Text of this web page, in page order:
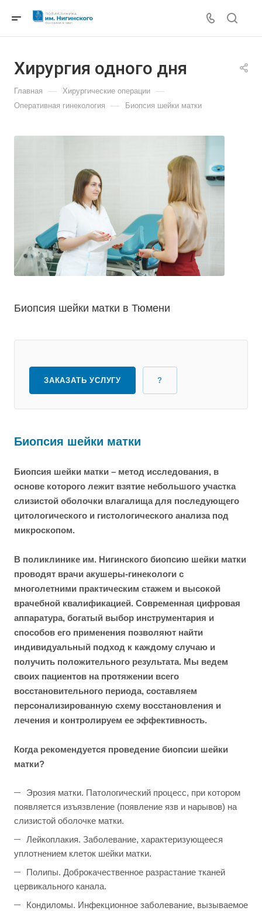
Хирургия одного дня
Главная — Хирургические операции —
Оперативная гинекология — Биопсия шейки матки
Биопсия шейки матки в Тюмени
ЗАКАЗАТЬ УСЛУГУ ?
Биопсия шейки матки
Биопсия шейки матки – метод исследования, в
основе которого лежит взятие небольшого участка
слизистой оболочки влагалища для последующего
цитологического и гистологического анализа под
микроскопом.
В поликлинике им. Нигинского биопсию шейки матки
проводят врачи акушеры-гинекологи с
многолетними практическим стажем и высокой
врачебной квалификацией. Современная цифровая
аппаратура, богатый выбор инструментария и
способов его применения позволяют найти
индивидуальный подход к каждому случаю и
получить положительного результата. Мы ведем
своих пациентов на протяжении всего
восстановительного периода, составляем
персонализированную схему восстановления и
лечения и контролируем ее эффективность.
Когда рекомендуется проведение биопсии шейки
матки?
Эрозия матки. Патологический процесс, при котором
появляется изъязвление (появление язв и нарывов) на
слизистой оболочке матки.
Лейкоплакия. Заболевание, характеризующееся
уплотнением клеток шейки матки.
Полипы. Доброкачественное разрастание тканей
цервикального канала.
Кондиломы. Инфекционное заболевание, вызываемое